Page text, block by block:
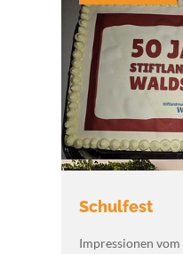
Schulfest
Impressionen